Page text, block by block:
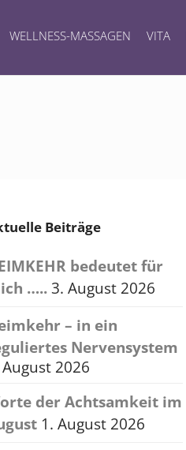
WELLNESS-MASSAGEN VITA
Beiträge
bedeutet für
…..3. August 2026
– in ein
Nervensystem
2026
der Achtsamkeit im
1. August 2026